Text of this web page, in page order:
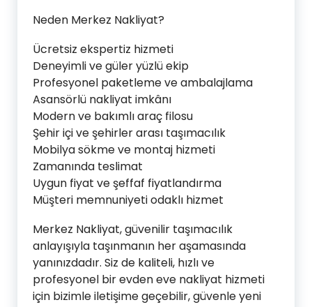
Neden Merkez Nakliyat?
Ücretsiz ekspertiz hizmeti
Deneyimli ve güler yüzlü ekip
Profesyonel paketleme ve ambalajlama
Asansörlü nakliyat imkânı
Modern ve bakımlı araç filosu
Şehir içi ve şehirler arası taşımacılık
Mobilya sökme ve montaj hizmeti
Zamanında teslimat
Uygun fiyat ve şeffaf fiyatlandırma
Müşteri memnuniyeti odaklı hizmet
Merkez Nakliyat, güvenilir taşımacılık
anlayışıyla taşınmanın her aşamasında
yanınızdadır. Siz de kaliteli, hızlı ve
profesyonel bir evden eve nakliyat hizmeti
için bizimle iletişime geçebilir, güvenle yeni